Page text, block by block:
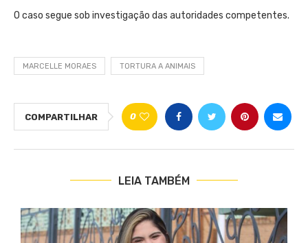
O caso segue sob investigação das autoridades competentes.
MARCELLE MORAES TORTURA A ANIMAIS
COMPARTILHAR 0
LEIA TAMBÉM